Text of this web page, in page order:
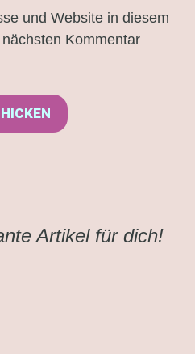
und Website in diesem
Kommentar
Artikel für dich!